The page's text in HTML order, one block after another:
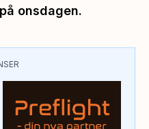
onsdagen.